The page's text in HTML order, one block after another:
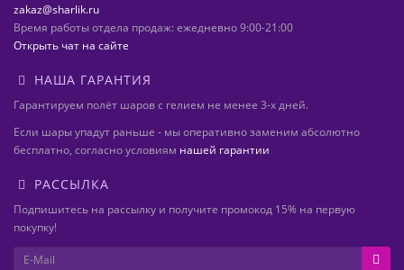
zakaz@sharlik.ru
Время работы отдела продаж: ежедневно 9:00-21:00
Открыть чат на сайте
НАША ГАРАНТИЯ
Гарантируем полёт шаров с гелием не менее 3-х дней.
Если шары упадут раньше - мы оперативно заменим абсолютно
бесплатно, согласно условиям нашей гарантии
РАССЫЛКА
Подпишитесь на рассылку и получите промокод 15% на первую
покупку!